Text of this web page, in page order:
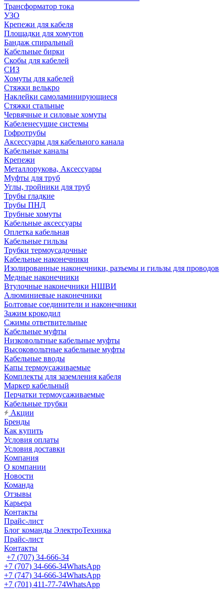
Трансформатор тока
УЗО
Крепежи для кабеля
Площадки для хомутов
Бандаж спиральный
Кабельные бирки
Cкобы для кабелей
СИЗ
Хомуты для кабелей
Стяжки велькро
Наклейки самоламинирующиеся
Стяжки стальные
Червячные и силовые хомуты
Кабеленесущие системы
Гофротрубы
Аксессуары для кабельного канала
Кабельные каналы
Крепежи
Металлорукова, Аксессуары
Муфты для труб
Углы, тройники для труб
Трубы гладкие
Трубы ПНД
Трубные хомуты
Кабельные аксессуары
Оплетка кабельная
Кабельные гильзы
Трубки термоусадочные
Кабельные наконечники
Изолированные наконечники, разъемы и гильзы для проводов
Медные наконечники
Втулочные наконечники НШВИ
Алюминиевые наконечники
Болтовые соединители и наконечники
Зажим крокодил
Сжимы ответвительные
Кабельные муфты
Низковольтные кабельные муфты
Высоковольтные кабельные муфты
Кабельные вводы
Капы термоусаживаемые
Комплекты для заземления кабеля
Маркер кабельный
Перчатки термоусаживаемые
Кабельные трубки
Акции
Бренды
Как купить
Условия оплаты
Условия доставки
Компания
О компании
Новости
Команда
Отзывы
Карьера
Контакты
Прайс-лист
Блог команды ЭлектроТехника
Прайс-лист
Контакты
+7 (707) 34-666-34
+7 (707) 34-666-34WhatsApp
+7 (747) 34-666-34WhatsApp
+7 (701) 411-77-74WhatsApp